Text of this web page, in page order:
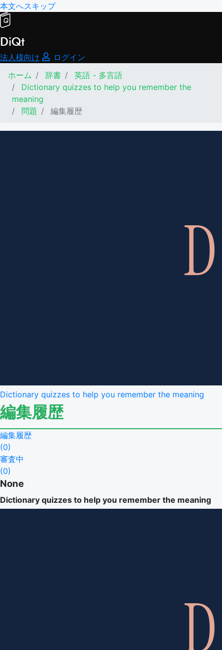
本文へスキップ
DiQt
法人様向け
ログイン
ホーム
辞書
英語 - 多言語
Dictionary quizzes to help you remember the
meaning
問題
編集履歴
Dictionary quizzes to help you remember the meaning
編集履歴
編集履歴
(0)
審査中
(0)
None
Dictionary quizzes to help you remember the meaning